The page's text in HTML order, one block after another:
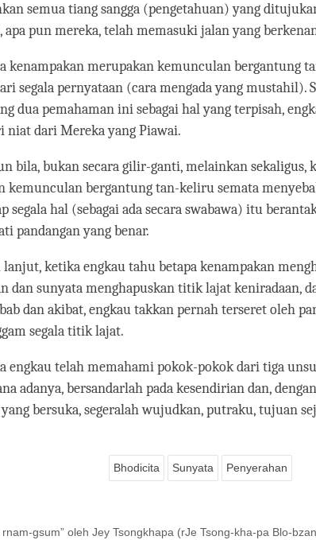
semua tiang sangga (pengetahuan) yang
apa pun mereka, telah memasuki jalan yang
kenampakan merupakan kemunculan bergantung
segala pernyataan (cara mengada yang mustahil).
dua pemahaman ini sebagai hal yang terpisah,
niat dari Mereka yang Piawai.
bila, bukan secara gilir-ganti, melainkan sekaligus,
kemunculan bergantung tan-keliru semata
segala hal (sebagai ada secara swabawa) itu
pandangan yang benar.
lanjut, ketika engkau tahu betapa kenampakan
dan sunyata menghapuskan titik lajat keniradaan,
dan akibat, engkau takkan pernah terseret oleh
segala titik lajat.
engkau telah memahami pokok-pokok dari tiga
adanya, bersandarlah pada kesendirian dan,
bersuka, segeralah wujudkan, putraku, tujuan
Bhodicita Sunyata Penyerahan
rnam-gsum” oleh Jey Tsongkhapa (rJe Tsong-kha-pa Blo-